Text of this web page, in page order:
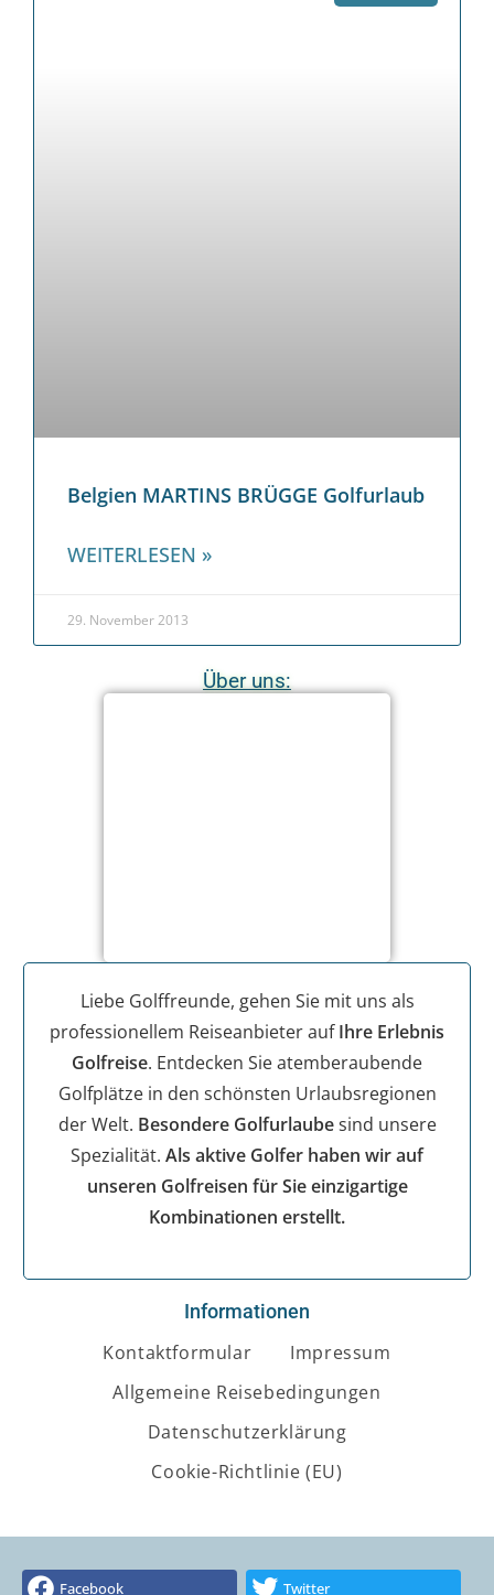
Belgien MARTINS BRÜGGE Golfurlaub
WEITERLESEN »
29. November 2013
Über uns:
Liebe Golffreunde, gehen Sie mit uns als
professionellem Reiseanbieter aufIhre Erlebnis
Golfreise. Entdecken Sie atemberaubende
Golfplätze in den schönsten Urlaubsregionen
der Welt. Besondere Golfurlaubesind unsere
Spezialität. Als aktive Golfer haben wir auf
unseren Golfreisen für Sie einzigartige
Kombinationen erstellt.
Informationen
Kontaktformular
Impressum
Allgemeine Reisebedingungen
Datenschutzerklärung
Cookie-Richtlinie (EU)
Facebook Twitter